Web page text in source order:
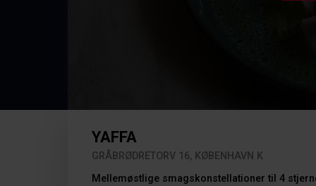
YAFFA
GRÅBRØDRETORV 16, KØBENHAVN K
Mellemøstlige smagskonstellationer til 4